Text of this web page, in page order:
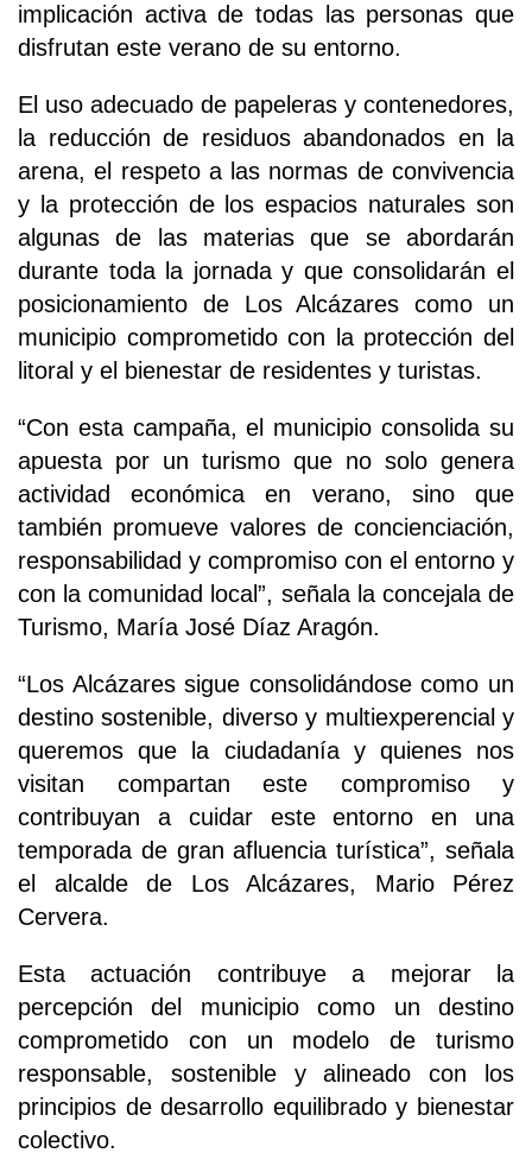
implicación activa de todas las personas que
disfrutan este verano de su entorno.
El uso adecuado de papeleras y contenedores,
la reducción de residuos abandonados en la
arena, el respeto a las normas de convivencia
y la protección de los espacios naturales son
algunas de las materias que se abordarán
durante toda la jornada y que consolidarán el
posicionamiento de Los Alcázares como un
municipio comprometido con la protección del
litoral y el bienestar de residentes y turistas.
“Con esta campaña, el municipio consolida su
apuesta por un turismo que no solo genera
actividad económica en verano, sino que
también promueve valores de concienciación,
responsabilidad y compromiso con el entorno y
con la comunidad local”, señala la concejala de
Turismo, María José Díaz Aragón.
“Los Alcázares sigue consolidándose como un
destino sostenible, diverso y multiexperencial y
queremos que la ciudadanía y quienes nos
visitan compartan este compromiso y
contribuyan a cuidar este entorno en una
temporada de gran afluencia turística”, señala
el alcalde de Los Alcázares, Mario Pérez
Cervera.
Esta actuación contribuye a mejorar la
percepción del municipio como un destino
comprometido con un modelo de turismo
responsable, sostenible y alineado con los
principios de desarrollo equilibrado y bienestar
colectivo.